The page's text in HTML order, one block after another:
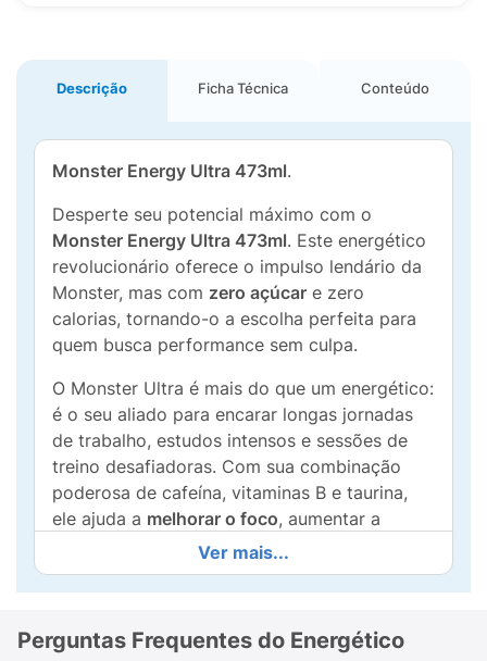
Descrição Ficha Técnica Conteúdo
Monster Energy Ultra 473ml.
Desperte seu potencial máximo com o
Monster Energy Ultra 473ml. Este energético
revolucionário oferece o impulso lendário da
Monster, mas com zero açúcar e zero
calorias, tornando-o a escolha perfeita para
quem busca performance sem culpa.
O Monster Ultra é mais do que um energético:
é o seu aliado para encarar longas jornadas
de trabalho, estudos intensos e sessões de
treino desafiadoras. Com sua combinação
poderosa de cafeína, vitaminas B e taurina,
ele ajuda a melhorar o foco, aumentar a
resistência e fornecer a energia limpa que
você precisa para dominar o dia.
cítrico e único da linha Ultra, cada lata de
Ver mais...
Perguntas Frequentes do Energético